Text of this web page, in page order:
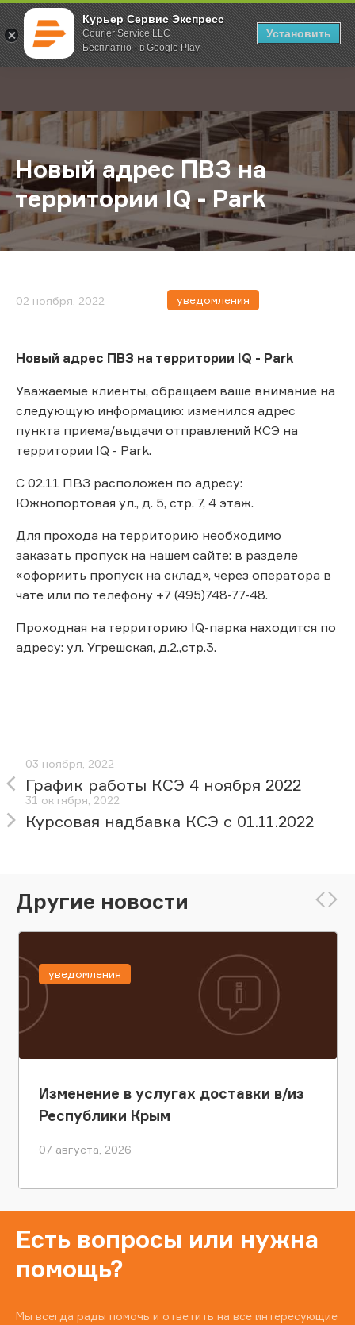
Курьер Сервис Экспресс
Courier Service LLC
Бесплатно - в Google Play
Установить
; Главная О компании Новости Новый адрес ПВЗ на территории
Новый адрес ПВЗ на
территории IQ - Park
02 ноября, 2022 уведомления
Новый адрес ПВЗ на территории IQ - Park
Уважаемые клиенты, обращаем ваше внимание на
следующую информацию: изменился адрес
пункта приема/выдачи отправлений КСЭ на
территории IQ - Park.
С 02.11 ПВЗ расположен по адресу:
Южнопортовая ул., д. 5, стр. 7, 4 этаж.
Для прохода на территорию необходимо
заказать пропуск на нашем сайте: в разделе
«оформить пропуск на склад», через оператора в
чате или по телефону +7 (495)748-77-48.
Проходная на территорию IQ-парка находится по
адресу: ул. Угрешская, д.2.,стр.3.
03 ноября, 2022
График работы КСЭ 4 ноября 2022
31 октября, 2022
Курсовая надбавка КСЭ с 01.11.2022
Другие новости
Изменение в услугах доставки в/из
Республики Крым
07 августа, 2026
уведомления
Есть вопросы или нужна
помощь?
Мы всегда рады помочь и ответить на все интересующие